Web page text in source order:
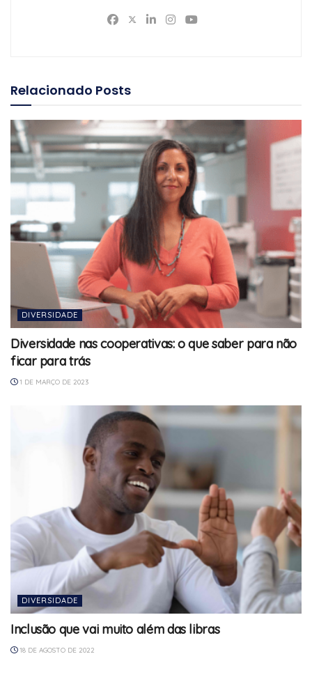
Relacionado Posts
DIVERSIDADE
Diversidade nas cooperativas: o que saber para não
ficar para trás
1 DE MARÇO DE 2023
DIVERSIDADE
Inclusão que vai muito além das libras
18 DE AGOSTO DE 2022